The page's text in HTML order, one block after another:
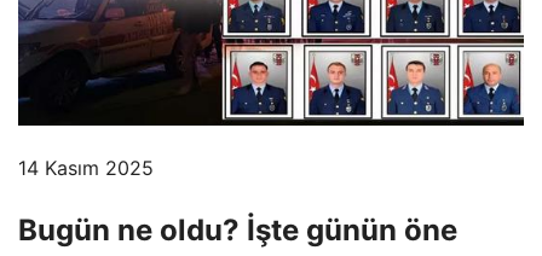
14 Kasım 2025
Bugün ne oldu? İşte günün öne